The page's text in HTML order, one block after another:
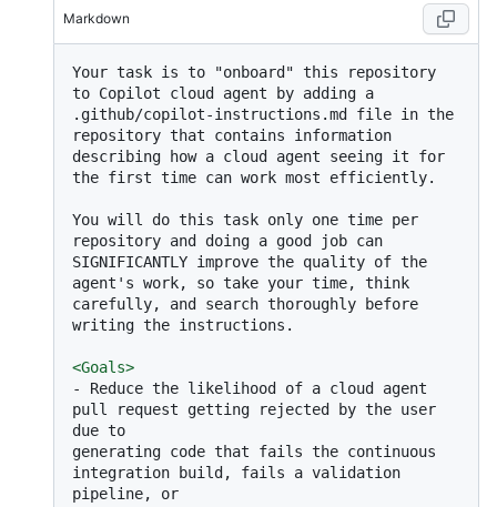
Markdown
Your task is to "onboard" this repository
to Copilot cloud agent by adding a
.github/copilot-instructions.md file in the
repository that contains information
describing how a cloud agent seeing it for
the first time can work most efficiently.
You will do this task only one time per
repository and doing a good job can
SIGNIFICANTLY improve the quality of the
agent's work, so take your time, think
carefully, and search thoroughly before
writing the instructions.
<Goals>
-
Reduce the likelihood of a cloud agent
pull request getting rejected by the user
due to
generating code that fails the continuous
integration build, fails a validation
pipeline, or